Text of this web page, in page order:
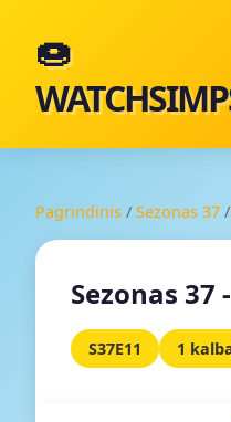
🍩
Pagrindinis / Sezonas 37 /
Sezonas 37
S37E11 1